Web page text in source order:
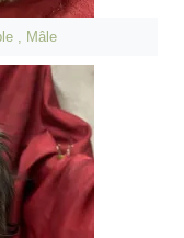
, Mâle